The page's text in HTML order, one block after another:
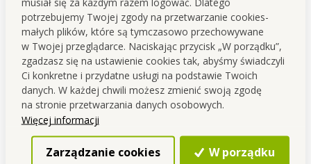
potrzebujemy Twojej zgody na przetwarzanie cookies-
małych plików, które są tymczasowo przechowywane
w Twojej przeglądarce. Naciskając przycisk „W porządku”,
zgadzasz się na ustawienie cookies tak, abyśmy świadczyli
Ci konkretne i przydatne usługi na podstawie Twoich
danych. W każdej chwili możesz zmienić swoją zgodę
na stronie przetwarzania danych osobowych.
Więcej informacji
Zarządzanie cookies W porządku